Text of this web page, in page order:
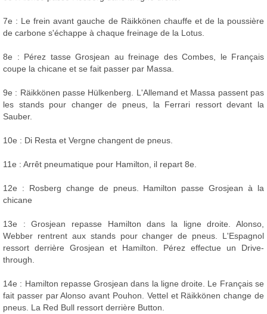
7e : Le frein avant gauche de Räikkönen chauffe et de la poussière
de carbone s'échappe à chaque freinage de la Lotus.
8e : Pérez tasse Grosjean au freinage des Combes, le Français
coupe la chicane et se fait passer par Massa.
9e : Räikkönen passe Hülkenberg. L'Allemand et Massa passent pas
les stands pour changer de pneus, la Ferrari ressort devant la
Sauber.
10e : Di Resta et Vergne changent de pneus.
11e : Arrêt pneumatique pour Hamilton, il repart 8e.
12e : Rosberg change de pneus. Hamilton passe Grosjean à la
chicane
13e : Grosjean repasse Hamilton dans la ligne droite. Alonso,
Webber rentrent aux stands pour changer de pneus. L'Espagnol
ressort derrière Grosjean et Hamilton. Pérez effectue un Drive-
through.
14e : Hamilton repasse Grosjean dans la ligne droite. Le Français se
fait passer par Alonso avant Pouhon. Vettel et Räikkönen change de
pneus. La Red Bull ressort derrière Button.